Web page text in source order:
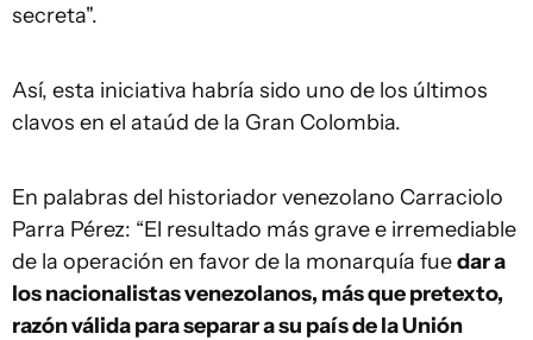
secreta".
Así, esta iniciativa habría sido uno de los últimos
clavos en el ataúd de la Gran Colombia.
En palabras del historiador venezolano Carraciolo
Parra Pérez: “El resultado más grave e irremediable
de la operación en favor de la monarquía fuedar a
los nacionalistas venezolanos, más que pretexto,
razón válida para separar a su país de la Unión